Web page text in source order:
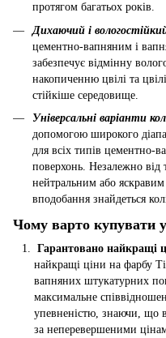
протягом багатьох років.
Дихаючий і
цементно-вапняним і
забезпечує відмінну
накопиченню цвілі та
стійкіше середовище.
Універсальні варіанти
допомогою широкого
для всіх типів цементно-
поверхонь. Незалежно від
нейтральним або
вподобання знайдеться
Чому варто купувати
Гарантовано найкращі
найкращі ціни на фарбу
вапняних штукатурних
максимальне
упевненістю, знаючи, що
за неперевершеними